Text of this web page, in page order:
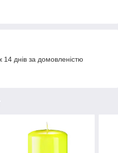
днів за домовленістю